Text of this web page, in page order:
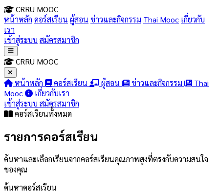
CRRU MOOC
หน้าหลัก คอร์สเรียน ผู้สอน ข่าวและกิจกรรม Thai Mooc เกี่ยวกับ
เรา
เข้าสู่ระบบ สมัครสมาชิก
CRRU MOOC
หน้าหลัก คอร์สเรียน ผู้สอน ข่าวและกิจกรรม
Thai
Mooc
เกี่ยวกับเรา
เข้าสู่ระบบ สมัครสมาชิก
คอร์สเรียนทั้งหมด
รายการคอร์สเรียน
ค้นหาและเลือกเรียนจากคอร์สเรียนคุณภาพสูงที่ตรงกับความสนใจ
ของคุณ
ค้นหาคอร์สเรียน